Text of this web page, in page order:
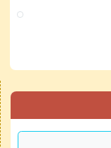
右邊區域內容